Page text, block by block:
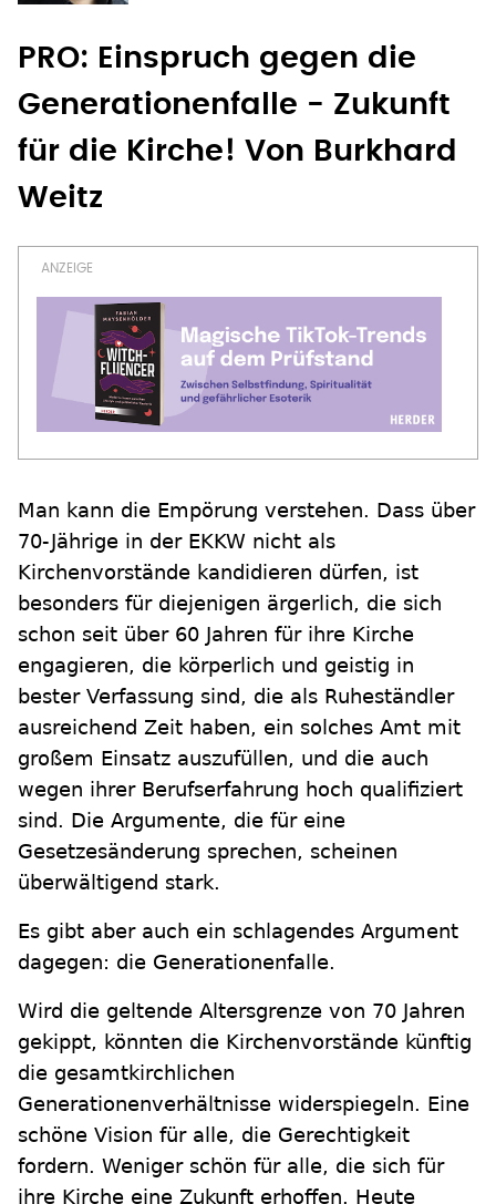
PRO: Einspruch gegen die
Generationenfalle - Zukunft
für die Kirche! Von Burkhard
Weitz
Man kann die Empörung verstehen. Dass über
70-Jährige in der EKKW nicht als
Kirchenvorstände kandidieren dürfen, ist
besonders für diejenigen ärgerlich, die sich
schon seit über 60 Jahren für ihre Kirche
engagieren, die körperlich und geistig in
bester Verfassung sind, die als Ruheständler
ausreichend Zeit haben, ein solches Amt mit
großem Einsatz auszufüllen, und die auch
wegen ihrer Berufserfahrung hoch qualifiziert
sind. Die Argumente, die für eine
Gesetzesänderung sprechen, scheinen
überwältigend stark.
Es gibt aber auch ein schlagendes Argument
dagegen: die Generationenfalle.
Wird die geltende Altersgrenze von 70 Jahren
gekippt, könnten die Kirchenvorstände künftig
die gesamtkirchlichen
Generationenverhältnisse widerspiegeln. Eine
schöne Vision für alle, die Gerechtigkeit
fordern. Weniger schön für alle, die sich für
ihre Kirche eine Zukunft erhoffen. Heute